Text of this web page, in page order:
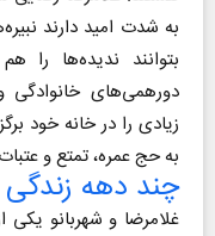
به شدت امید دارند
بتوانند ندیده‌ها را
دورهمی‌های
زیادی را در خانه خود
به حج عمره، تمتع و
چند دهه
غلامرضا و شهربانو